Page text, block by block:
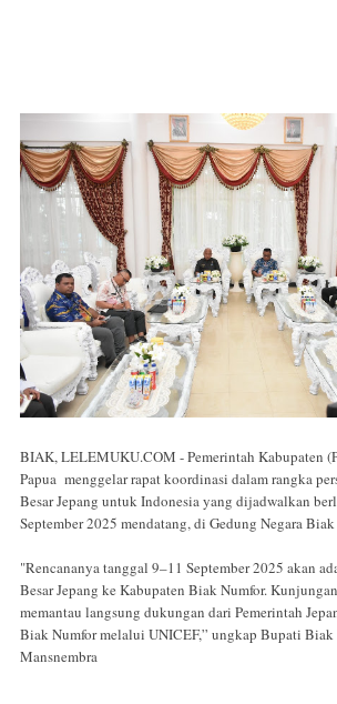
BIAK, LELEMUKU.COM - Pemerintah Kabupaten
Papua menggelar rapat koordinasi dalam rangka
Besar Jepang untuk Indonesia yang dijadwalkan
September 2025 mendatang, di Gedung Negara
"Rencananya tanggal 9–11 September 2025 akan
Besar Jepang ke Kabupaten Biak Numfor.
memantau langsung dukungan dari Pemerintah
Biak Numfor melalui UNICEF,” ungkap Bupati Biak
Mansnembra